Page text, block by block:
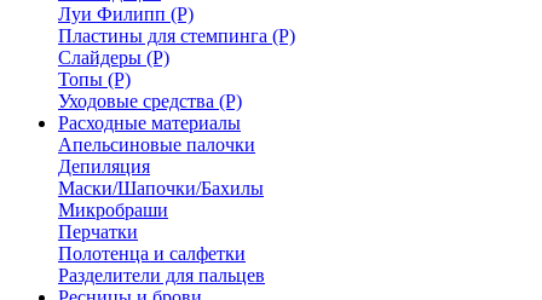
Луи Филипп (Р)
Пластины для стемпинга (Р)
Слайдеры (Р)
Топы (Р)
Уходовые средства (Р)
Расходные материалы
Апельсиновые палочки
Депиляция
Маски/Шапочки/Бахилы
Микробраши
Перчатки
Полотенца и салфетки
Разделители для пальцев